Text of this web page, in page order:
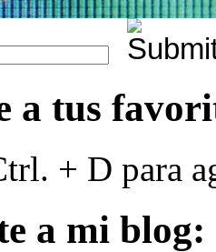
a tus
+ D para
a mi blog: